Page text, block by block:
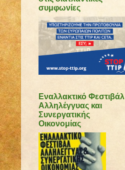
συμφωνίες
Εναλλακτικό Φεστιβάλ
Αλληλέγγυας και
Συνεργατικής
Οικονομίας